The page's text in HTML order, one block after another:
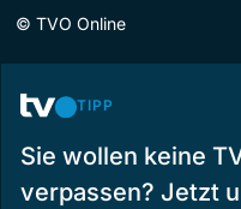
© TVO Online
TIPP
Sie wollen keine
verpassen? Jetzt